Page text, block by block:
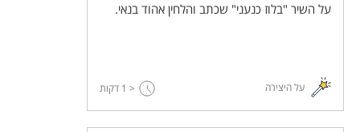
על השיר "בלוז כנעני" שכתב והלחין אהוד בנאי.
על היצירה < 1 דקות